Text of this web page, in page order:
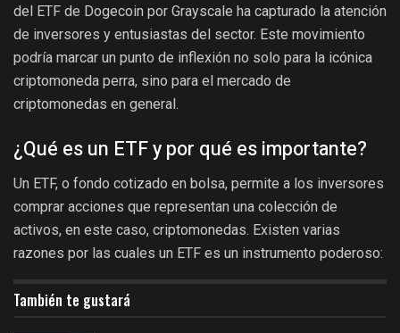
del ETF de Dogecoin por Grayscale ha capturado la atención
de inversores y entusiastas del sector. Este movimiento
podría marcar un punto de inflexión no solo para la icónica
criptomoneda perra, sino para el mercado de
criptomonedas en general.
¿Qué es un ETF y por qué es importante?
Un ETF, o fondo cotizado en bolsa, permite a los inversores
comprar acciones que representan una colección de
activos, en este caso, criptomonedas. Existen varias
razones por las cuales un ETF es un instrumento poderoso:
También te gustará